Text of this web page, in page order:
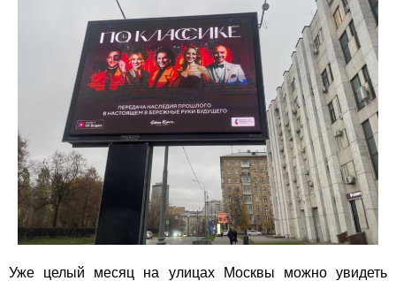
Уже целый месяц на улицах Москвы можно увидеть